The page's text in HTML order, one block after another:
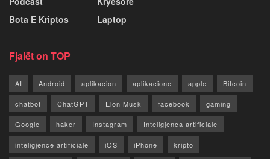
Bota E Kriptos
Laptop
Fjalët on TOP
AI Android aplikacion aplikacione apple Bitcoin
chatbot ChatGPT Elon Musk facebook gaming
Google haker Instagram Inteligjenca artificiale
inteligjence artificiale iOS iPhone kripto